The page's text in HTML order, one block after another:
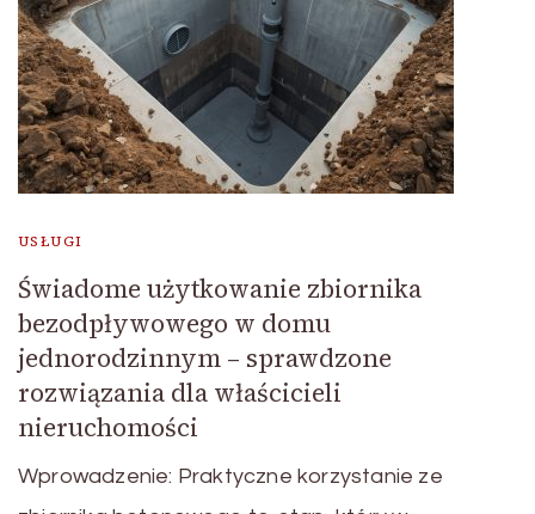
USŁUGI
Świadome użytkowanie zbiornika
bezodpływowego w domu
jednorodzinnym – sprawdzone
rozwiązania dla właścicieli
nieruchomości
Wprowadzenie: Praktyczne korzystanie ze